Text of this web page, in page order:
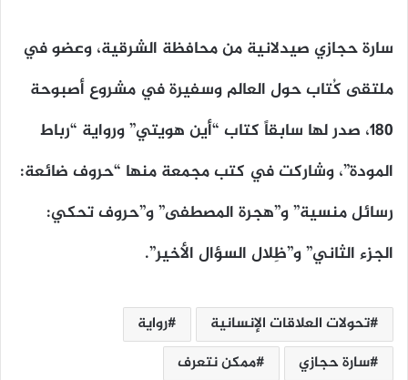
سارة حجازي صيدلانية من محافظة الشرقية، وعضو في
ملتقى كُتاب حول العالم وسفيرة في مشروع أصبوحة
180، صدر لها سابقاً كتاب “أين هويتي” ورواية “رباط
المودة”، وشاركت في كتب مجمعة منها “حروف ضائعة:
رسائل منسية” و”هجرة المصطفى” و”حروف تحكي:
الجزء الثاني” و”ظِلال السؤال الأخير”.
تحولات العلاقات الإنسانية
رواية
سارة حجازي
ممكن نتعرف